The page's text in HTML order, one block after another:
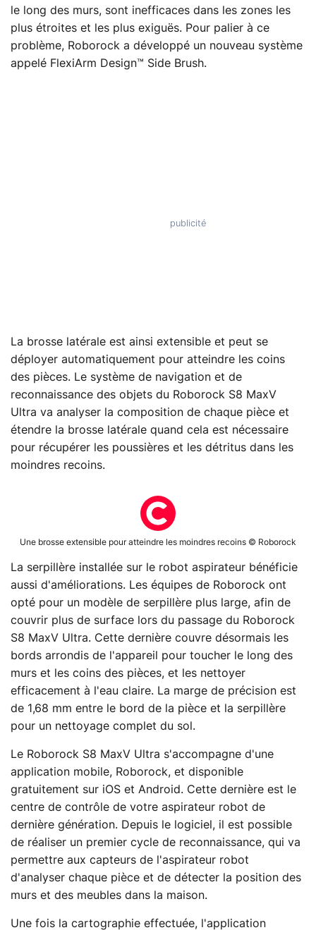
le long des murs, sont inefficaces dans les zones les
plus étroites et les plus exiguës. Pour palier à ce
problème, Roborock a développé un nouveau système
appelé FlexiArm Design™ Side Brush.
La brosse latérale est ainsi extensible et peut se
déployer automatiquement pour atteindre les coins
des pièces. Le système de navigation et de
reconnaissance des objets du Roborock S8 MaxV
Ultra va analyser la composition de chaque pièce et
étendre la brosse latérale quand cela est nécessaire
pour récupérer les poussières et les détritus dans les
moindres recoins.
Une brosse extensible pour atteindre les moindres recoins © Roborock
La serpillère installée sur le robot aspirateur bénéficie
aussi d'améliorations. Les équipes de Roborock ont
opté pour un modèle de serpillère plus large, afin de
couvrir plus de surface lors du passage du Roborock
S8 MaxV Ultra. Cette dernière couvre désormais les
bords arrondis de l'appareil pour toucher le long des
murs et les coins des pièces, et les nettoyer
efficacement à l'eau claire. La marge de précision est
de 1,68 mm entre le bord de la pièce et la serpillère
pour un nettoyage complet du sol.
Le Roborock S8 MaxV Ultra s'accompagne d'une
application mobile, Roborock, et disponible
gratuitement sur iOS et Android. Cette dernière est le
centre de contrôle de votre aspirateur robot de
dernière génération. Depuis le logiciel, il est possible
de réaliser un premier cycle de reconnaissance, qui va
permettre aux capteurs de l'aspirateur robot
d'analyser chaque pièce et de détecter la position des
murs et des meubles dans la maison.
Une fois la cartographie effectuée, l'application